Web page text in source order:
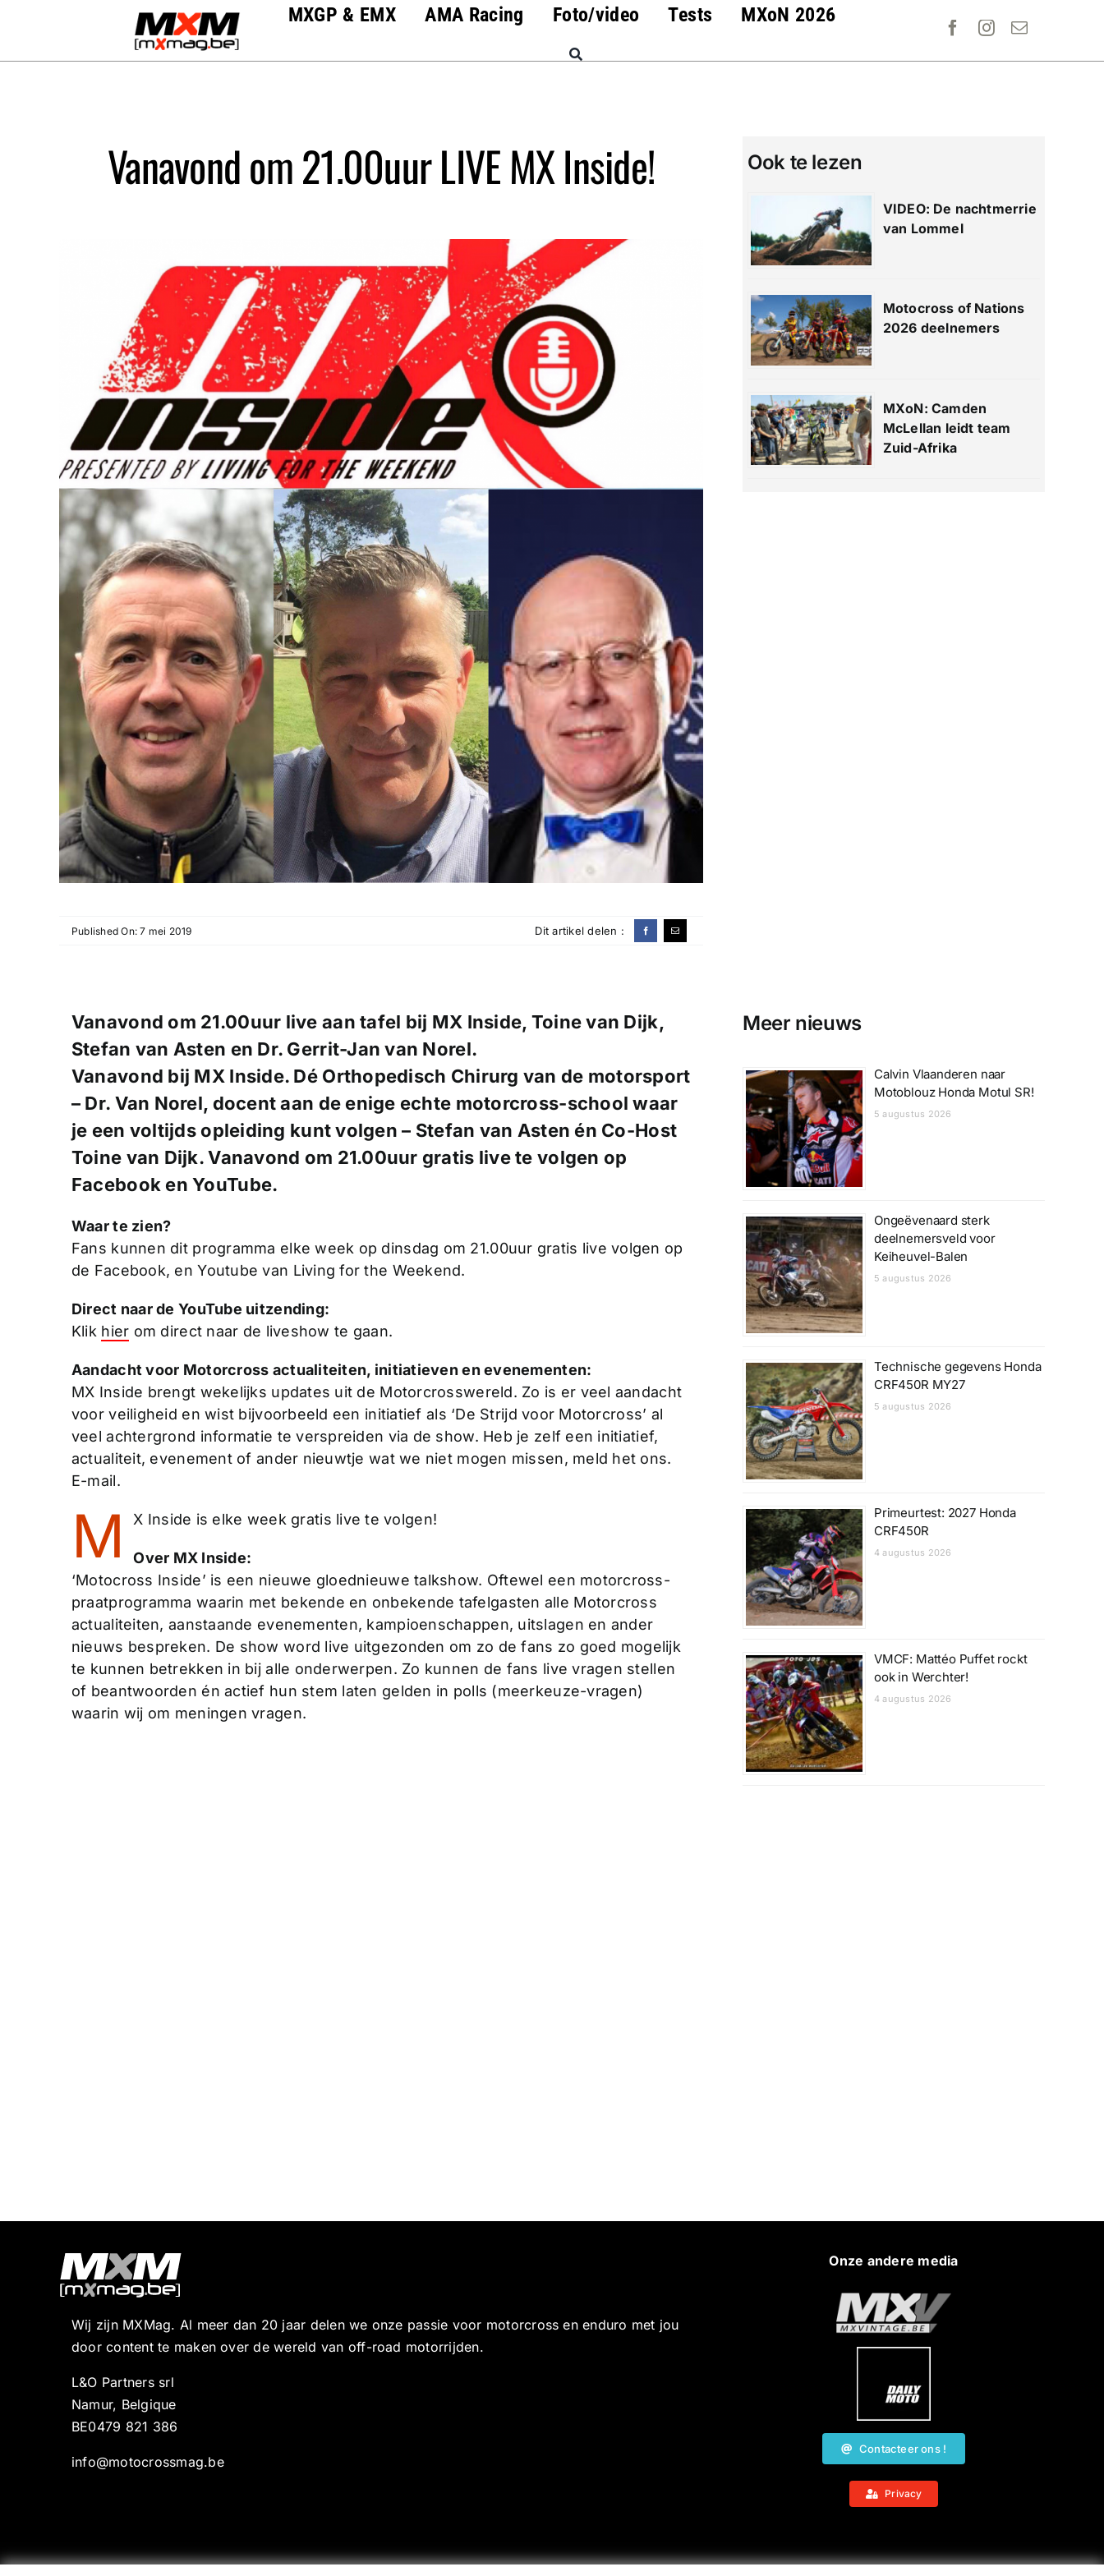
MXGP & EMX AMA Racing Foto/video Tests MXoN 2026
Vanavond om 21.00uur LIVE MX Inside! Ook te lezen
VIDEO: De nachtmerrie
van Lommel
Motocross of Nations
2026 deelnemers
MXoN: Camden
McLellan leidt team
Zuid-Afrika
Published On: 7 mei 2019 Dit artikel delen :
Vanavond om 21.00uur live aan tafel bij MX Inside, Toine van Dijk,
Stefan van Asten en Dr. Gerrit-Jan van Norel.
Vanavond bij MX Inside. Dé Orthopedisch Chirurg van de motorsport
– Dr. Van Norel, docent aan de enige echte motorcross-school waar
je een voltijds opleiding kunt volgen – Stefan van Asten én Co-Host
Toine van Dijk. Vanavond om 21.00uur gratis live te volgen op
Facebook en YouTube.
Waar te zien?
Fans kunnen dit programma elke week op dinsdag om 21.00uur gratis live volgen op
de Facebook, en Youtube van Living for the Weekend.
Direct naar de YouTube uitzending:
Klik hier om direct naar de liveshow te gaan.
Aandacht voor Motorcross actualiteiten, initiatieven en evenementen:
MX Inside brengt wekelijks updates uit de Motorcrosswereld. Zo is er veel aandacht
voor veiligheid en wist bijvoorbeeld een initiatief als ‘De Strijd voor Motorcross’ al
veel achtergrond informatie te verspreiden via de show. Heb je zelf een initiatief,
actualiteit, evenement of ander nieuwtje wat we niet mogen missen, meld het ons.
E-mail.
M X Inside is elke week gratis live te volgen!
Over MX Inside:
‘Motocross Inside’ is een nieuwe gloednieuwe talkshow. Oftewel een motorcross-
praatprogramma waarin met bekende en onbekende tafelgasten alle Motorcross
actualiteiten, aanstaande evenementen, kampioenschappen, uitslagen en ander
nieuws bespreken. De show word live uitgezonden om zo de fans zo goed mogelijk
te kunnen betrekken in bij alle onderwerpen. Zo kunnen de fans live vragen stellen
of beantwoorden én actief hun stem laten gelden in polls (meerkeuze-vragen)
waarin wij om meningen vragen.
Meer nieuws
Calvin Vlaanderen naar
Motoblouz Honda Motul SR!
5 augustus 2026
Ongeëvenaard sterk
deelnemersveld voor
Keiheuvel-Balen
5 augustus 2026
Technische gegevens Honda
CRF450R MY27
5 augustus 2026
Primeurtest: 2027 Honda
CRF450R
4 augustus 2026
VMCF: Mattéo Puffet rockt
ook in Werchter!
4 augustus 2026
Wij zijn MXMag. Al meer dan 20 jaar delen we onze passie voor motorcross en enduro met jou
door content te maken over de wereld van off-road motorrijden.
L&O Partners srl
Namur, Belgique
BE0479 821 386
info@motocrossmag.be
Onze andere media
Contacteer ons !
Privacy